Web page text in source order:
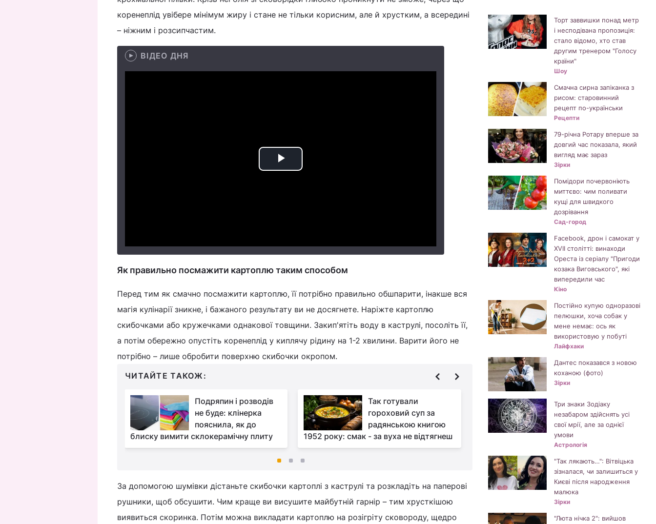
коренеплід увібере мінімум жиру і стане не тільки корисним, але й хрустким, а всередині
– ніжним і розсипчастим.
ВІДЕО ДНЯ
Play
Як правильно посмажити картоплю таким способом
Перед тим як смачно посмажити картоплю, її потрібно правильно обшпарити, інакше вся
магія кулінарії зникне, і бажаного результату ви не досягнете. Наріжте картоплю
скибочками або кружечками однакової товщини. Закип'ятіть воду в каструлі, посоліть її,
а потім обережно опустіть коренеплід у киплячу рідину на 1-2 хвилини. Варити його не
потрібно – лише обробити поверхню скибочки окропом.
ЧИТАЙТЕ ТАКОЖ:
Подряпин і розводів
не буде: клінерка
пояснила, як до
блиску вимити склокерамічну плиту
Так готували
гороховий суп за
радянською книгою
1952 року: смак - за вуха не відтягнеш
У пральній машині
швидко з’явиться
цвіль, якщо цього не
зробити: як правильно її чистити
За допомогою шумівки дістаньте скибочки картоплі з каструлі та розкладіть на паперові
рушники, щоб обсушити. Чим краще ви висушите майбутній гарнір – тим хрусткішою
виявиться скоринка. Потім можна викладати картоплю на розігріту сковороду, щедро
Торт заввишки понад метр
і несподівана пропозиція:
стало відомо, хто став
другим тренером "Голосу
країни"
Шоу
Смачна сирна запіканка з
рисом: старовинний
рецепт по-українськи
Рецепти
79-річна Ротару вперше за
довгий час показала, який
вигляд має зараз
Зірки
Помідори почервоніють
миттєво: чим поливати
кущі для швидкого
дозрівання
Сад-город
Facebook, дрон і самокат у
XVII столітті: винаходи
Ореста із серіалу "Пригоди
козака Виговського", які
випередили час
Кіно
Постійно купую одноразові
пелюшки, хоча собак у
мене немає: ось як
використовую у побуті
Лайфхаки
Дантес показався з новою
коханою (фото)
Зірки
Три знаки Зодіаку
незабаром здійснять усі
свої мрії, але за однієї
умови
Астрологія
"Так лякають…": Вітвіцька
зізналася, чи залишиться у
Києві після народження
малюка
Зірки
"Люта нічка 2": вийшов